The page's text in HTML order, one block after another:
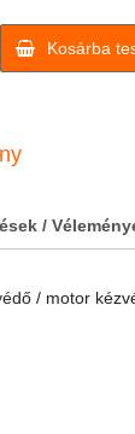
Kosárba
/
/ motor